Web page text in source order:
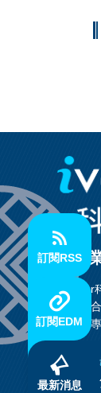
訂閱RSS
訂閱EDM
最新消息
科技
ivendor
首創整
提供最